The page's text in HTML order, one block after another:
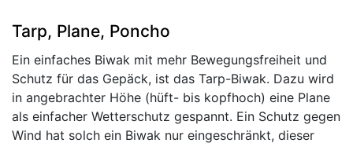
Tarp, Plane, Poncho
Ein einfaches Biwak mit mehr Bewegungsfreiheit und
Schutz für das Gepäck, ist das Tarp-Biwak. Dazu wird
in angebrachter Höhe (hüft- bis kopfhoch) eine Plane
als einfacher Wetterschutz gespannt. Ein Schutz gegen
Wind hat solch ein Biwak nur eingeschränkt, dieser